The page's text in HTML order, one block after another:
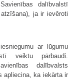
dalībvalstī
ja ir ievēroti
ar lūgumu
veiktu pārbaudi.
dalībvalsts
apliecina, ka iekārta ir